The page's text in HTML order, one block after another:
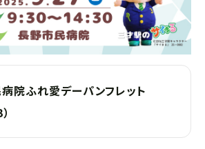
院ふれ愛デーパンフレット